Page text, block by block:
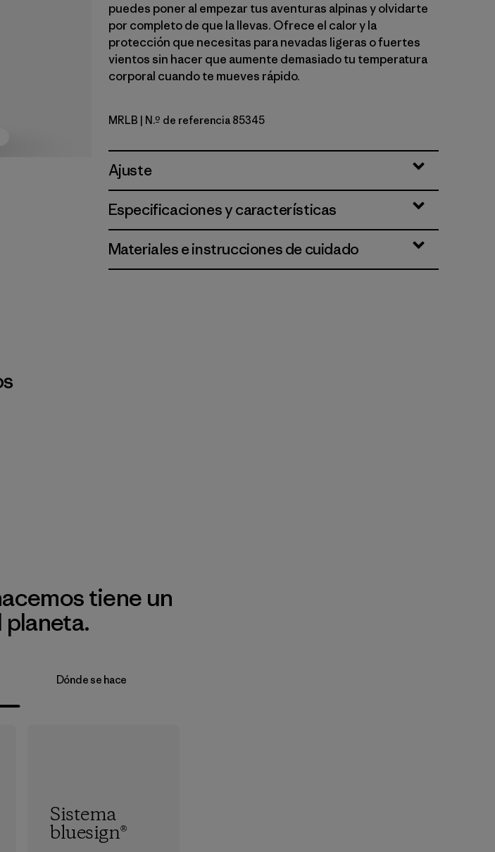
puedes poner al empezar tus aventuras alpinas y olvidarte
por completo de que la llevas. Ofrece el calor y la
protección que necesitas para nevadas ligeras o fuertes
vientos sin hacer que aumente demasiado tu temperatura
corporal cuando te mueves rápido.
Marlow Brown
MRLB | N.º de referencia 85345
Ajuste
Especificaciones y características
Materiales e instrucciones de cuidado
tiene un
planeta.
Dónde se hace
Sistema
bluesign®